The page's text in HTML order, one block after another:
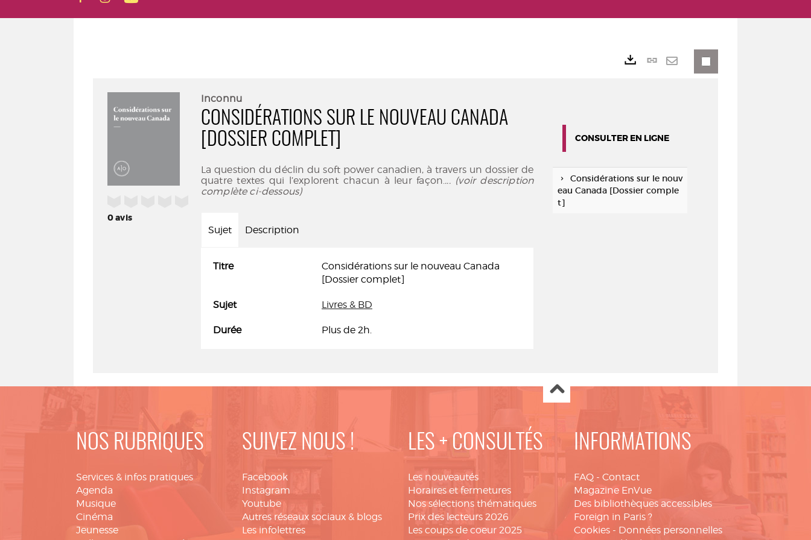
0avis
Inconnu
CONSIDÉRATIONS SUR LE NOUVEAU CANADA
[DOSSIER COMPLET]
La question du déclin du soft power canadien, à travers un dossier de
quatre textes qui l’explorent chacun à leur façon.... (voir description
complète ci-dessous)
Sujet Description
Titre
Considérations sur le nouveau Canada
[Dossier complet]
Sujet Livres & BD
Durée Plus de 2h.
Lien
CONSULTER EN LIGNE
Considérations sur le nouv
eau Canada [Dossier comple
t]
NOS RUBRIQUES
Services & infos pratiques
Agenda
Musique
Cinéma
Jeunesse
SUIVEZ NOUS !
Facebook
Instagram
Youtube
Autres réseaux sociaux & blogs
Les infolettres
LES + CONSULTÉS
Les nouveautés
Horaires et fermetures
Nos sélections thématiques
Prix des lecteurs 2026
Les coups de coeur 2025
INFORMATIONS
FAQ - Contact
Magazine EnVue
Des bibliothèques accessibles
Foreign in Paris ?
Cookies - Données personnelles